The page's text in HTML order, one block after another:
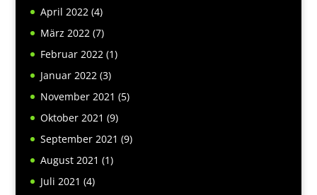
April 2022(4)
März 2022(7)
Februar 2022(1)
Januar 2022(3)
November 2021 (5)
Oktober 2021 (9)
September 2021 (9)
August 2021 (1)
Juli 2021 (4)